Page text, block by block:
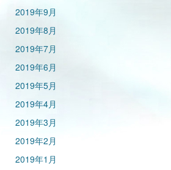
2019年9月
2019年8月
2019年7月
2019年6月
2019年5月
2019年4月
2019年3月
2019年2月
2019年1月